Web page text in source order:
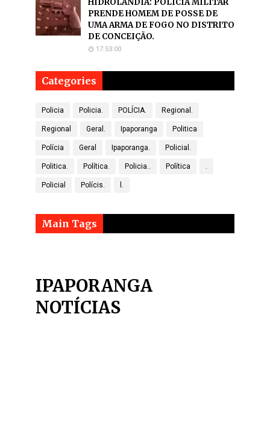
HIDROLÂNDIA: POLÍCIA MILITAR
PRENDE HOMEM DE POSSE DE
UMA ARMA DE FOGO NO DISTRITO
DE CONCEIÇÃO.
17:53:00
Categories
Policia Policia. POLÍCIA. Regional.
Regional Geral. Ipaporanga Politica
Polícia Geral Ipaporanga. Policial.
Politica. Política. Policia.. Política .
Policial Polícis. l.
Main Tags
IPAPORANGA
NOTÍCIAS